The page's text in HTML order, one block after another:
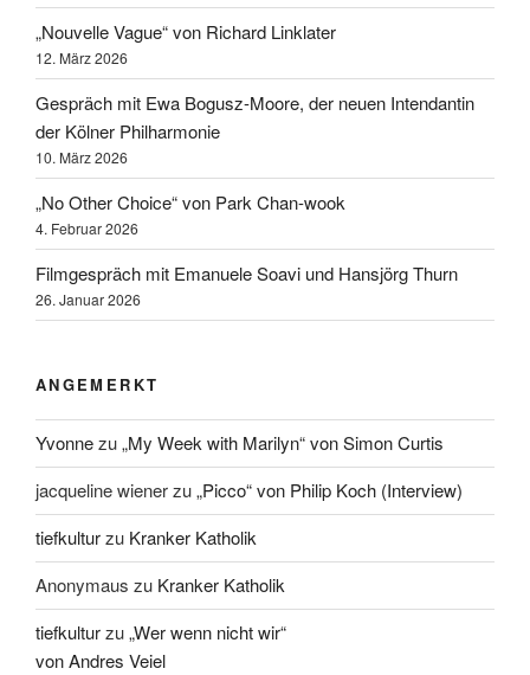
„Nouvelle Vague“ von Richard Linklater
12. März 2026
Gespräch mit Ewa Bogusz-Moore, der neuen Intendantin
der Kölner Philharmonie
10. März 2026
„No Other Choice“ von Park Chan-wook
4. Februar 2026
Filmgespräch mit Emanuele Soavi und Hansjörg Thurn
26. Januar 2026
ANGEMERKT
Yvonnezu„My Week with Marilyn“ von Simon Curtis
jacqueline wienerzu„Picco“ von Philip Koch (Interview)
tiefkulturzu Kranker Katholik
Anonymaus zu Kranker Katholik
tiefkulturzu„Wer wenn nicht wir“
von Andres Veiel